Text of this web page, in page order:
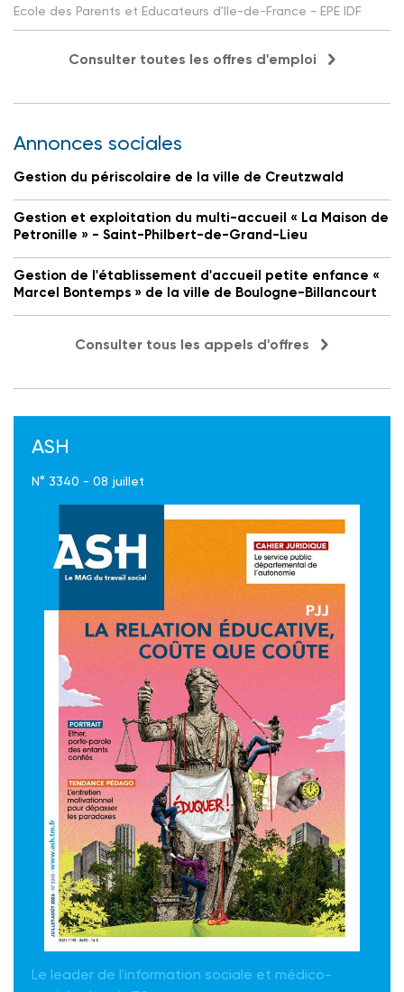
Ecole des Parents et Educateurs d'Ile-de-France - EPE IDF
Consulter toutes les offres d'emploi
Annonces sociales
Gestion du périscolaire de la ville de Creutzwald
Gestion et exploitation du multi-accueil « La Maison de
Petronille » - Saint-Philbert-de-Grand-Lieu
Gestion de l'établissement d'accueil petite enfance «
Marcel Bontemps » de la ville de Boulogne-Billancourt
Consulter tous les appels d'offres
ASH
N° 3340 - 08 juillet
Le leader de l'information sociale et médico-